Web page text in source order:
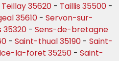
Teillay 35620 - Taillis 35500 -
35610 - Servon-sur-
35320 - Sens-de-bretagne
- Saint-thual 35190 - Saint-
la-foret 35250 - Saint-